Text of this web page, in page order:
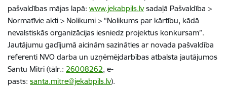
pašvaldības mājas lapā: www.jekabpils.lvsadaļā Pašvaldība >
Normatīvie akti > Nolikumi > “Nolikums par kārtību, kādā
nevalstiskās organizācijas iesniedz projektus konkursam”.
Jautājumu gadījumā aicinām sazināties ar novada pašvaldība
referenti NVO darba un uzņēmējdarbības atbalsta jautājumos
Santu Mitri (tālr.: 26008262, e-
pasts: santa.mitre@jekabpils.lv).